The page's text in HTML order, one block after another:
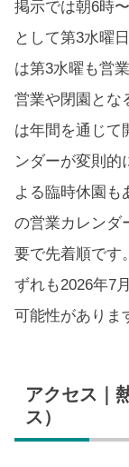
掲示では朝6時
として第3水曜
は第3水曜も営
営業や閉園とな
は年間を通じて
ンダーが変則的
よる臨時休園も
の営業カレンダ
要で先着順です
ずれも2026年7
可能性がありま
アクセス｜
ス）